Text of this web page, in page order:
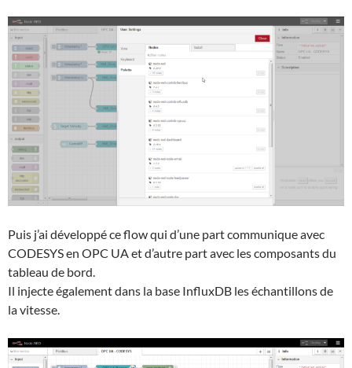
Puis j’ai développé ce flow qui d’une part communique avec
CODESYS en OPC UA et d’autre part avec les composants du
tableau de bord.
Il injecte également dans la base InfluxDB les échantillons de
la vitesse.